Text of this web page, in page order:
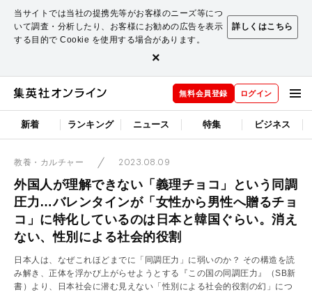
当サイトでは当社の提携先等がお客様のニーズ等につ
いて調査・分析したり、お客様にお勧めの広告を表示
する目的で Cookie を使用する場合があります。
詳しくはこちら
×
無料会員登録 ログイン
新着 ランキング ニュース 特集 ビジネス
教養・カルチャー 2023.08.09
外国人が理解できない「義理チョコ」という同調
圧力…バレンタインが「女性から男性へ贈るチョ
コ」に特化しているのは日本と韓国ぐらい。消え
ない、性別による社会的役割
日本人は、なぜこれほどまでに「同調圧力」に弱いのか？ その構造を読
み解き、正体を浮かび上がらせようとする『この国の同調圧力』（SB新
書）より、日本社会に潜む見えない「性別による社会的役割の幻」につ